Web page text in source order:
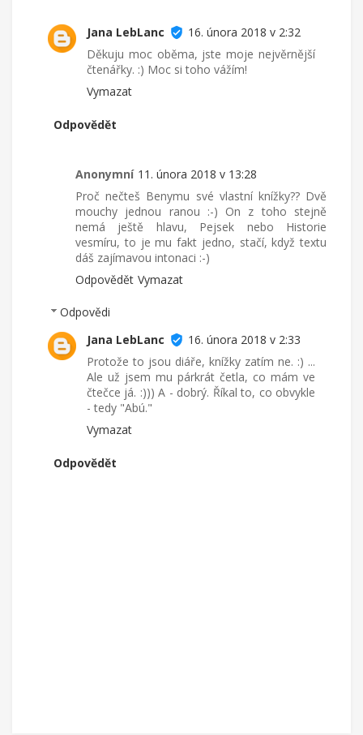
Jana LebLanc
16. února 2018 v 2:32
Děkuju moc oběma, jste moje nejvěrnější
čtenářky. :) Moc si toho vážím!
Vymazat
Odpovědět
Anonymní 11. února 2018 v 13:28
Proč nečteš Benymu své vlastní knížky?? Dvě
mouchy jednou ranou :-) On z toho stejně
nemá ještě hlavu, Pejsek nebo Historie
vesmíru, to je mu fakt jedno, stačí, když textu
dáš zajímavou intonaci :-)
Odpovědět Vymazat
Odpovědi
Jana LebLanc
16. února 2018 v 2:33
Protože to jsou diáře, knížky zatím ne. :) ...
Ale už jsem mu párkrát četla, co mám ve
čtečce já. :))) A - dobrý. Říkal to, co obvykle
- tedy "Abú."
Vymazat
Odpovědět